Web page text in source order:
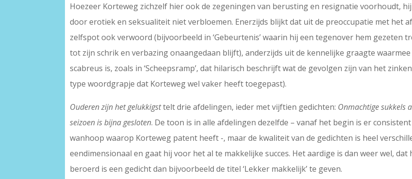
Hoezeer Korteweg zichzelf hier ook de zegeningen van berusting en resignatie voorhoudt,
door erotiek en seksualiteit niet verbloemen. Enerzijds blijkt dat uit de preoccupatie met het
zelfspot ook verwoord (bijvoorbeeld in ‘Gebeurtenis’ waarin hij een tegenover hem gezeten
tot zijn schrik en verbazing onaangedaan blijft), anderzijds uit de kennelijke graagte
scabreus is, zoals in ‘Scheepsramp’, dat hilarisch beschrijft wat de gevolgen zijn van het
type woordgrapje dat Korteweg wel vaker heeft toegepast).
Ouderen zijn het gelukkigsttelt drie afdelingen, ieder met vijftien gedichten: Onmachtige sukkels
seizoen is bijna gesloten. De toon is in alle afdelingen dezelfde – vanaf het begin is er
wanhoop waarop Korteweg patent heeft -, maar de kwaliteit van de gedichten is heel
eendimensionaal en gaat hij voor het al te makkelijke succes. Het aardige is dan weer wel,
beroerd is een gedicht dan bijvoorbeeld de titel ‘Lekker makkelijk’ te geven.